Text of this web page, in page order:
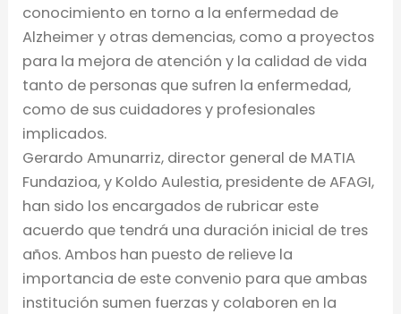
conocimiento en torno a la enfermedad de
Alzheimer y otras demencias, como a proyectos
para la mejora de atención y la calidad de vida
tanto de personas que sufren la enfermedad,
como de sus cuidadores y profesionales
implicados.
Gerardo Amunarriz, director general de MATIA
Fundazioa, y Koldo Aulestia, presidente de AFAGI,
han sido los encargados de rubricar este
acuerdo que tendrá una duración inicial de tres
años. Ambos han puesto de relieve la
importancia de este convenio para que ambas
institución sumen fuerzas y colaboren en la